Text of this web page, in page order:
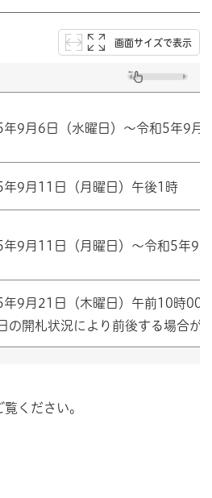
画面サイズで表示
年9月6日（水曜日）～令和5年9月
年9月11日（月曜日）午後1時
年9月11日（月曜日）～令和5年9
年9月21日（木曜日）午前10時00
の開札状況により前後する場合が
ください。